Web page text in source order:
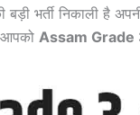
बड़ी भर्ती निकाली है
Assam